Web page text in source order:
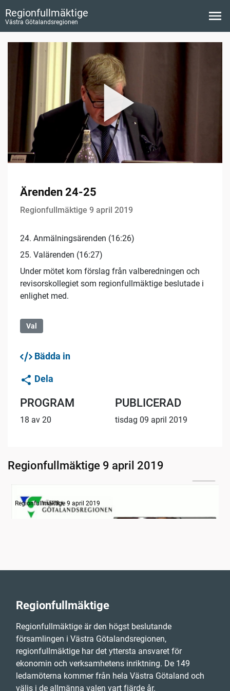
Regionfullmäktige
Västra Götalandsregionen
Ärenden 24-25
Regionfullmäktige 9 april 2019
24. Anmälningsärenden (16:26)
25. Valärenden (16:27)
Under mötet kom förslag från valberedningen och
revisorskollegiet som regionfullmäktige beslutade i
enlighet med.
Val
Bädda in
Dela
PROGRAM
18 av 20
PUBLICERAD
tisdag 09 april 2019
Regionfullmäktige 9 april 2019
Information
Regionfullmäktige 9 april 2019
Regionfullmäktige
Regionfullmäktige är den högst beslutande
församlingen i Västra Götalandsregionen,
regionfullmäktige har det yttersta ansvaret för
ekonomin och verksamhetens inriktning. De 149
ledamöterna kommer från hela Västra Götaland och
väljs i de allmänna valen vart fjärde år.